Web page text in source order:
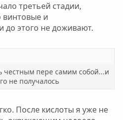
третьей стадии,
винтовые и
этого не доживают.
честным пере самим собой...и
не получалось
После кислоты я уже не